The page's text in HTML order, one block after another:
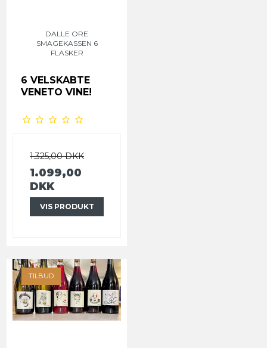
DALLE ORE
SMAGEKASSEN 6
FLASKER
6 VELSKABTE
VENETO VINE!
1.325,00 DKK
1.099,00
DKK
VIS PRODUKT
TILBUD